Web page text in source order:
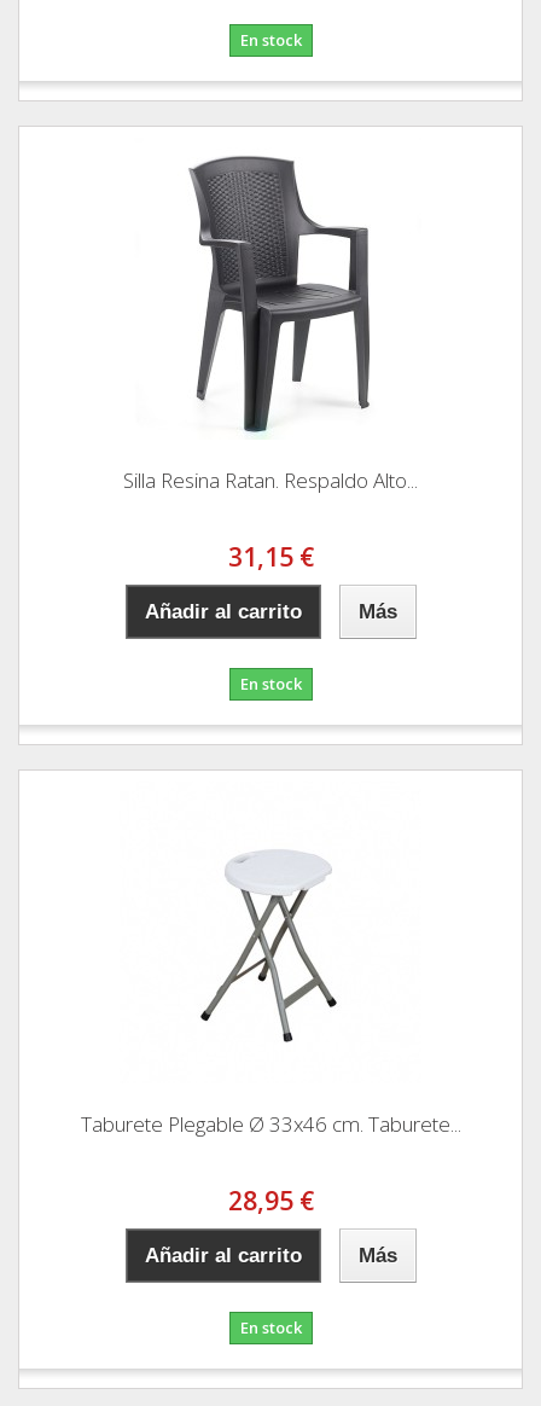
En stock
Silla Resina Ratan. Respaldo Alto...
31,15 €
Añadir al carrito Más
En stock
Taburete Plegable Ø 33x46 cm. Taburete...
28,95 €
Añadir al carrito Más
En stock